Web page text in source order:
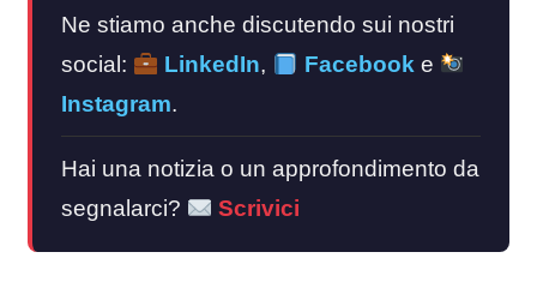
Ne stiamo anche discutendo sui nostri
social:
LinkedIn, Facebooke
Instagram.
Hai una notizia o un approfondimento da
segnalarci?
Scrivici